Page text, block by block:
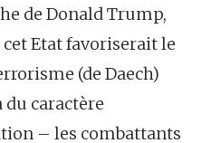
de Donald Trump,
Etat favoriserait le
(de Daech)
du caractère
– les combattants